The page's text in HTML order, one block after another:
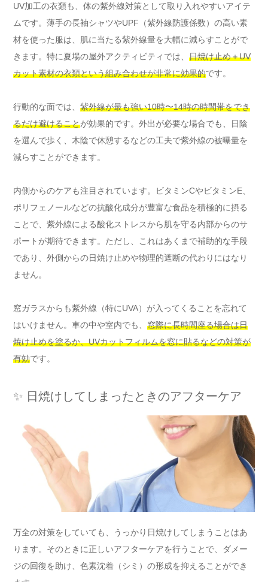
UV加工の衣類も、体の紫外線対策として取り入れやすいアイテ
ムです。薄手の長袖シャツやUPF（紫外線防護係数）の高い素
材を使った服は、肌に当たる紫外線量を大幅に減らすことがで
きます。特に夏場の屋外アクティビティでは、 日焼け止め＋UV
カット素材の衣類という組み合わせが非常に効果的です。
行動的な面では、 紫外線が最も強い10時〜14時の時間帯をでき
るだけ避けることが効果的です。外出が必要な場合でも、日陰
を選んで歩く、木陰で休憩するなどの工夫で紫外線の被曝量を
減らすことができます。
内側からのケアも注目されています。ビタミンCやビタミンE、
ポリフェノールなどの抗酸化成分が豊富な食品を積極的に摂る
ことで、紫外線による酸化ストレスから肌を守る内部からのサ
ポートが期待できます。ただし、これはあくまで補助的な手段
であり、外側からの日焼け止めや物理的遮断の代わりにはなり
ません。
窓ガラスからも紫外線（特にUVA）が入ってくることを忘れて
はいけません。車の中や室内でも、 窓際に長時間座る場合は日
焼け止めを塗るか、UVカットフィルムを窓に貼るなどの対策が
有効です。
✨ 日焼けしてしまったときのアフターケア
万全の対策をしていても、うっかり日焼けしてしまうことはあ
ります。そのときに正しいアフターケアを行うことで、ダメー
ジの回復を助け、色素沈着（シミ）の形成を抑えることができ